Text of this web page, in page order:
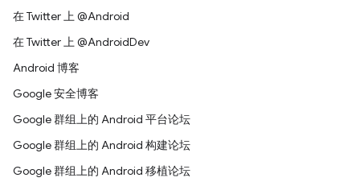
在 Twitter 上 @Android
在 Twitter 上 @AndroidDev
Android 博客
Google 安全博客
Google 群组上的 Android 平台论坛
Google 群组上的 Android 构建论坛
Google 群组上的 Android 移植论坛